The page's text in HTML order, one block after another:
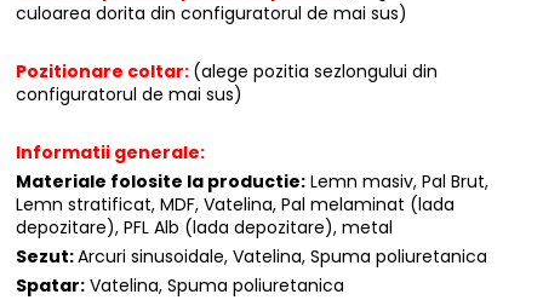
culoarea dorita din configuratorul de mai sus)
Pozitionare coltar: (alege pozitia sezlongului din
configuratorul de mai sus)
Informatii generale:
Materiale folosite la productie: Lemn masiv, Pal Brut,
Lemn stratificat, MDF, Vatelina, Pal melaminat (lada
depozitare), PFL Alb (lada depozitare), metal
Sezut:Arcuri sinusoidale, Vatelina, Spuma poliuretanica
Spatar: Vatelina, Spuma poliuretanica